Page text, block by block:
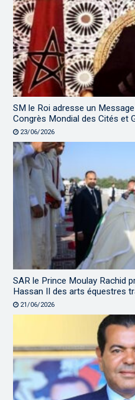
SM le Roi adresse un
Congrès Mondial des Cités et
23/06/2026
SAR le Prince Moulay Rachid
Hassan II des arts équestres
21/06/2026